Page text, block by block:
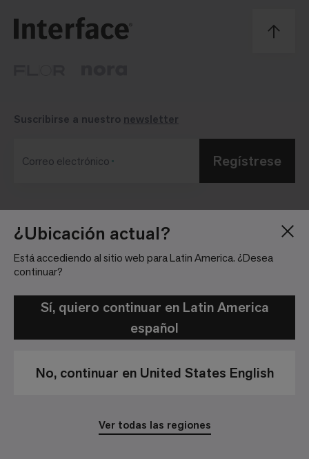
¿Ubicación actual?
Está accediendo al sitio web para Latin America. ¿Desea
continuar?
Sí, quiero continuar en Latin America
español
No, continuar en United States English
Ver todas las regiones
Blog
Trabaja con nosotros
Ubicaciones
Sala de Prensa
Inversionistas
comunidad
Suscribirse a nuestro newsletter
Correo electrónico Regístrese
© 2026 Interface, Inc. All rights reserved.